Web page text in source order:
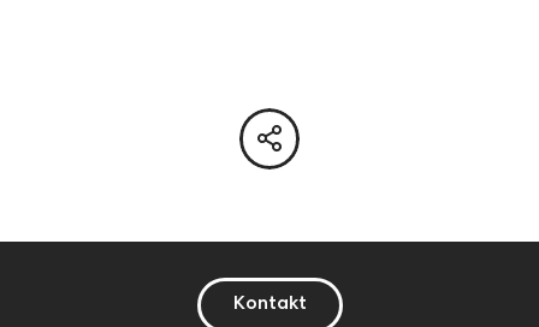
Kontakt